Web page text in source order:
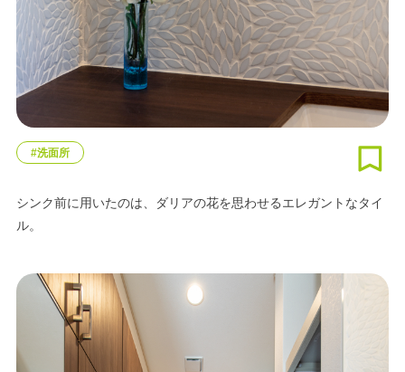
#洗面所
シンク前に用いたのは、ダリアの花を思わせるエレガントなタイ
ル。